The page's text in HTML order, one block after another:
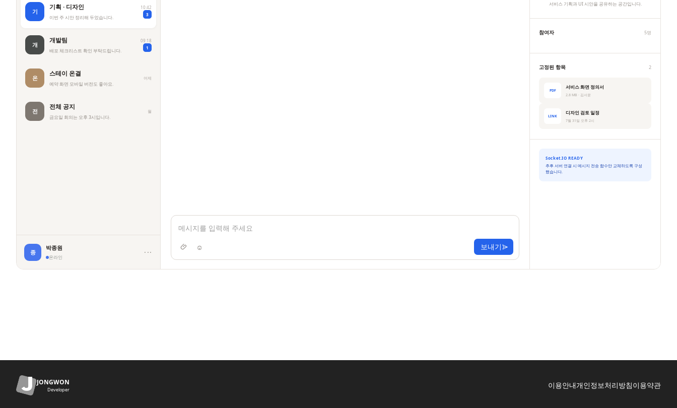
기
기획 · 디자인
이번 주 시안 정리해 두었습니다.
10:42
3
개
개발팀
배포 체크리스트 확인 부탁드립니다.
09:18
1
온
스테이 온결
예약 화면 모바일 버전도 좋아요.
어제
전
전체 공지
금요일 회의는 오후 3시입니다.
월
종
박종원
온라인 ···
☺ 보내기
서비스 기획과 UI 시안을 공유하는 공간입니다.
참여자 5명
고정된 항목 2
PDF
서비스 화면 정의서
2.8 MB · 김서윤
LINK
디자인 검토 일정
7월 31일 오후 2시
Socket.IO READY
추후 서버 연결 시 메시지 전송 함수만 교체하도록 구성
했습니다.
JONGWON
Developer 이용안내개인정보처리방침이용약관